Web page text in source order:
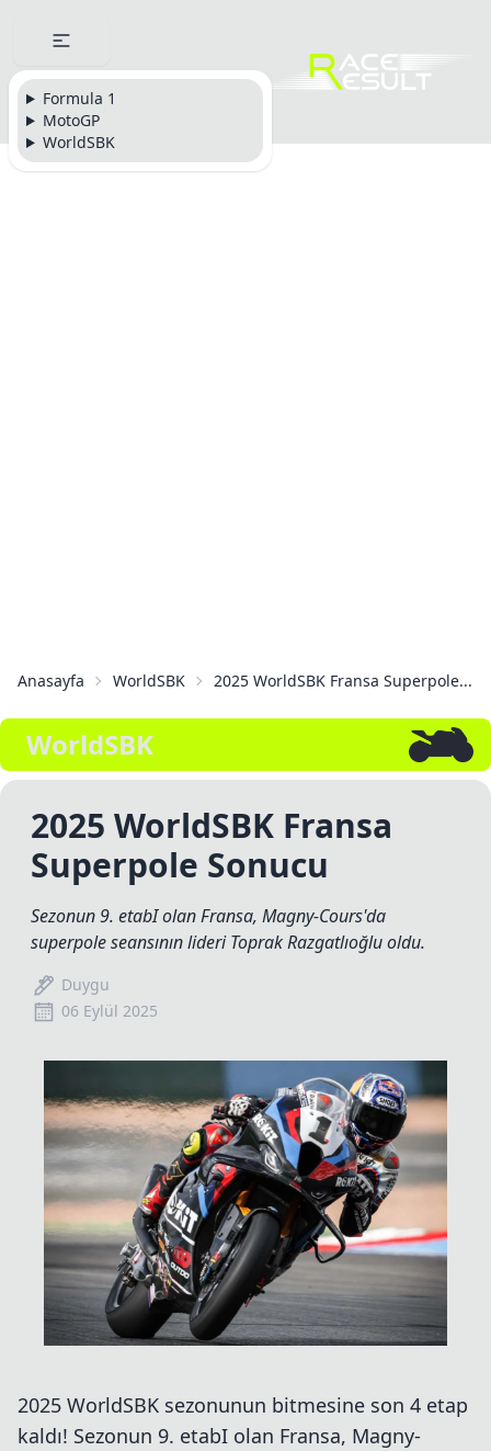
Formula 1
MotoGP
WorldSBK
Anasayfa WorldSBK 2025 WorldSBK Fransa Superpole...
WorldSBK
2025 WorldSBK Fransa
Superpole Sonucu
Sezonun 9. etabI olan Fransa, Magny-Cours'da
superpole seansının lideri Toprak Razgatlıoğlu oldu.
Duygu
06 Eylül 2025
2025 WorldSBK sezonunun bitmesine son 4 etap
kaldı! Sezonun 9. etabI olan Fransa, Magny-